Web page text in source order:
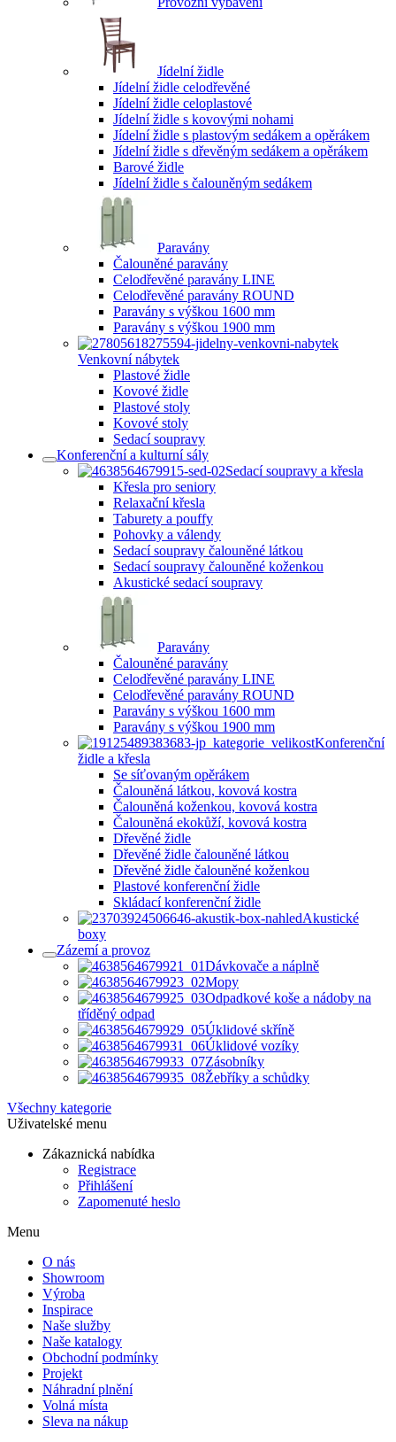
Jídelní židle
Jídelní židle celodřevěné
Jídelní židle celoplastové
Jídelní židle s kovovými nohami
Jídelní židle s plastovým sedákem a opěrákem
Jídelní židle s dřevěným sedákem a opěrákem
Barové židle
Jídelní židle s čalouněným sedákem
Paravány
Čalouněné paravány
Celodřevěné paravány LINE
Celodřevěné paravány ROUND
Paravány s výškou 1600 mm
Paravány s výškou 1900 mm
Venkovní nábytek
Plastové židle
Kovové židle
Plastové stoly
Kovové stoly
Sedací soupravy
Konferenční a kulturní sály
Sedací soupravy a křesla
Křesla pro seniory
Relaxační křesla
Taburety a pouffy
Pohovky a válendy
Sedací soupravy čalouněné látkou
Sedací soupravy čalouněné koženkou
Akustické sedací soupravy
Paravány
Čalouněné paravány
Celodřevěné paravány LINE
Celodřevěné paravány ROUND
Paravány s výškou 1600 mm
Paravány s výškou 1900 mm
Konferenční
židle a křesla
Se síťovaným opěrákem
Čalouněná látkou, kovová kostra
Čalouněná koženkou, kovová kostra
Čalouněná ekokůží, kovová kostra
Dřevěné židle
Dřevěné židle čalouněné látkou
Dřevěné židle čalouněné koženkou
Plastové konferenční židle
Skládací konferenční židle
Akustické
boxy
Zázemí a provoz
Dávkovače a náplně
Mopy
Odpadkové koše a nádoby na
tříděný odpad
Úklidové skříně
Úklidové vozíky
Zásobníky
Žebříky a schůdky
Všechny kategorie
Uživatelské menu
Zákaznická nabídka
Registrace
Přihlášení
Zapomenuté heslo
Menu
O nás
Showroom
Výroba
Inspirace
Naše služby
Naše katalogy
Obchodní podmínky
Projekt
Náhradní plnění
Volná místa
Sleva na nákup